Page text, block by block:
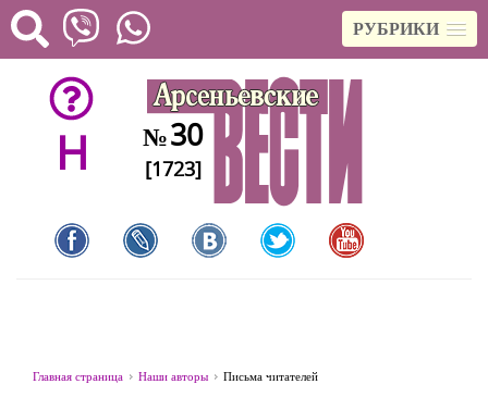
РУБРИКИ
H №30
[1723]
Главная страница Наши авторы Письма читателей